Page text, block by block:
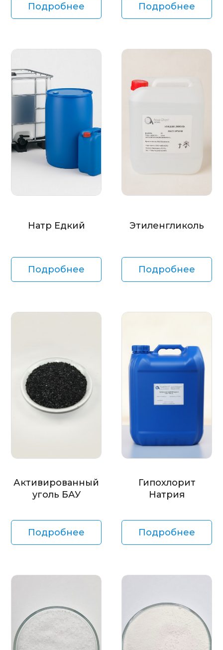
Подробнее Подробнее
Натр Едкий
Подробнее
Этиленгликоль
Подробнее
Активированный
уголь БАУ
Подробнее
Гипохлорит
Натрия
Подробнее